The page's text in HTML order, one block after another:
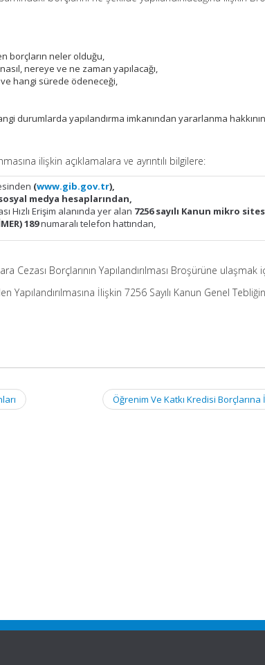
borçların neler olduğu,
nereye ve ne zaman yapılacağı,
ve hangi sürede ödeneceği,
durumlarda yapılandırma imkanından yararlanma
ilişkin açıklamalara ve ayrıntılı bilgilere:
(www.gib.gov.tr),
medya hesaplarından,
Hızlı Erişim alanında yer alan 7256 sayılı Kanun mikro
189numaralı telefon hattından,
Cezası Borçlarının Yapılandırılması Broşürüne ulaşmak
Yapılandırılmasına İlişkin 7256 Sayılı Kanun Genel
Öğrenim Ve Katkı Kredisi